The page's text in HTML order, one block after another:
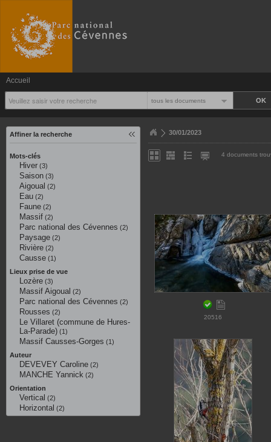
Accueil
tous les documents
Affiner la recherche
Mots-clés
Hiver (3)
Saison (3)
Aigoual (2)
Eau (2)
Faune (2)
Massif (2)
Parc national des Cévennes (2)
Paysage (2)
Rivière (2)
Causse (1)
Lieux prise de vue
Lozère (3)
Massif Aigoual (2)
Parc national des Cévennes (2)
Rousses (2)
Le Villaret (commune de Hures-
La-Parade) (1)
Massif Causses-Gorges (1)
Auteur
DEVEVEY Caroline (2)
MANCHE Yannick (2)
Orientation
Vertical (2)
Horizontal (2)
30/01/2023
4 documents
20516